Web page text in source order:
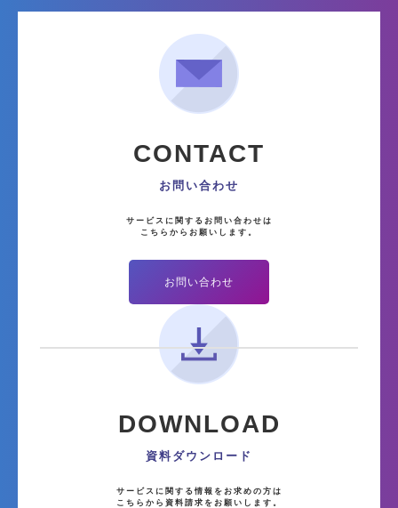
CONTACT
お問い合わせ
サービスに関するお問い合わせは
こちらからお願いします。
お問い合わせ
DOWNLOAD
資料ダウンロード
サービスに関する情報をお求めの方は
こちらから資料請求をお願いします。